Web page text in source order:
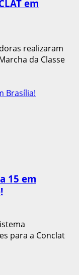
em
realizaram
da Classe
Brasília!
15 em
para a Conclat